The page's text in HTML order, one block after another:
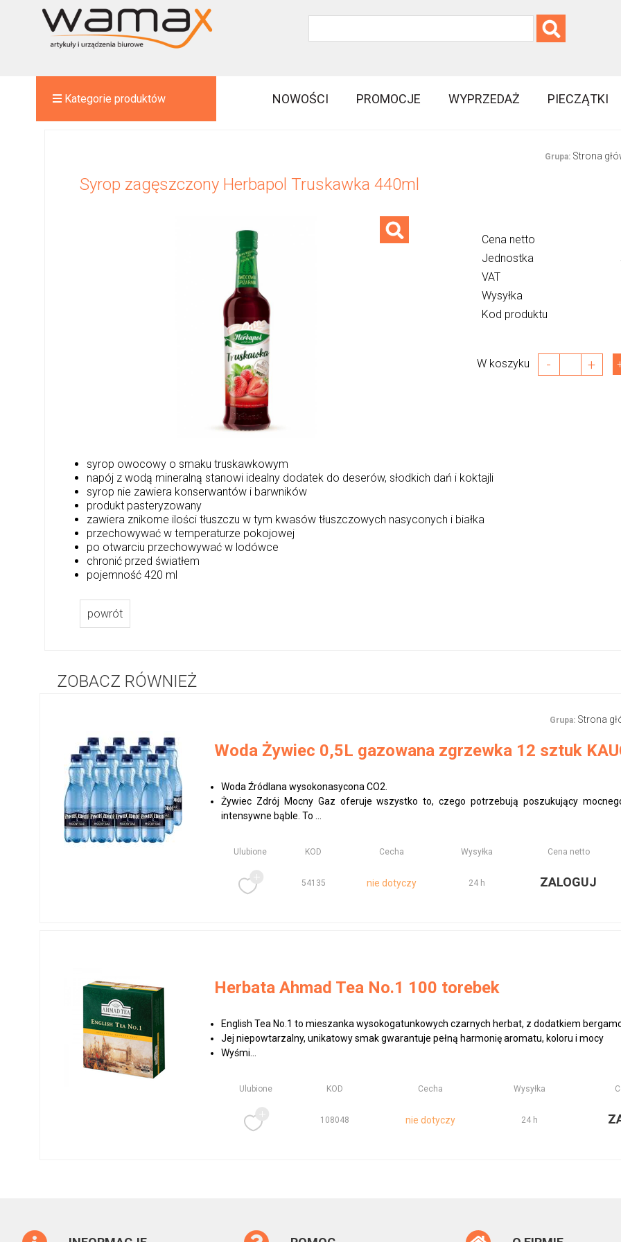
Kategorie produktów NOWOŚCI PROMOCJE WYPRZEDAŻ PIECZĄTKI
Grupa: Strona
Syrop zagęszczony Herbapol Truskawka 440ml
Cena netto
Jednostka
VAT
Wysyłka
Kod produktu
W koszyku - +
syrop owocowy o smaku truskawkowym
napój z wodą mineralną stanowi idealny dodatek do deserów, słodkich dań i koktajli
syrop nie zawiera konserwantów i barwników
produkt pasteryzowany
zawiera znikome ilości tłuszczu w tym kwasów tłuszczowych nasyconych i białka
przechowywać w temperaturze pokojowej
po otwarciu przechowywać w lodówce
chronić przed światłem
pojemność 420 ml
powrót
ZOBACZ RÓWNIEŻ
Grupa: Strona
Woda Żywiec 0,5L gazowana zgrzewka 12 sztuk
Woda Źródlana wysokonasycona CO2.
Żywiec Zdrój Mocny Gaz oferuje wszystko to, czego potrzebują poszukujący
intensywne bąble. To ...
Ulubione KOD Cecha Wysyłka Cena netto
54135 nie dotyczy 24 h ZALOGUJ
Herbata Ahmad Tea No.1 100 torebek
English Tea No.1 to mieszanka wysokogatunkowych czarnych herbat, z dodatkiem
Jej niepowtarzalny, unikatowy smak gwarantuje pełną harmonię aromatu, koloru i mocy
Wyśmi...
Ulubione KOD Cecha Wysyłka
108048 nie dotyczy 24 h